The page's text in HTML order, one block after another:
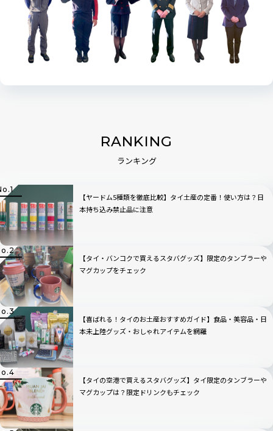
RANKING
ランキング
【ヤードム5種類を徹底比較】タイ土産の定番！使い方は？日
本持ち込み禁止品に注意
【タイ・バンコクで買えるスタバグッズ】限定のタンブラーや
マグカップをチェック
【喜ばれる！タイのお土産おすすめガイド】食品・美容品・日
本未上陸グッズ・おしゃれアイテムを網羅
【タイの空港で買えるスタバグッズ】タイ限定のタンブラーや
マグカップは？限定ドリンクもチェック